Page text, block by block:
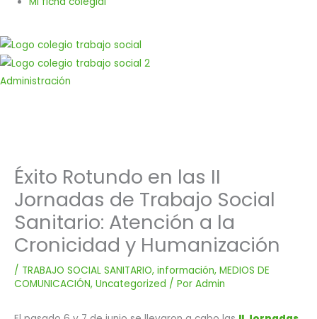
Administración
Éxito Rotundo en las II
Jornadas de Trabajo Social
Sanitario: Atención a la
Cronicidad y Humanización
/ TRABAJO SOCIAL SANITARIO, información, MEDIOS DE
COMUNICACIÓN, Uncategorized / Por Admin